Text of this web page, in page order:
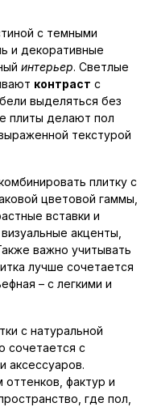
с темными
и декоративные
интерьер. Светлые
контраст с
выделяться без
плиты делают пол
текстурой
плитку с
цветовой гаммы,
вставки и
акценты,
важно учитывать
лучше сочетается
– с легкими и
с натуральной
сочетается с
аксессуаров.
оттенков, фактур и
где пол,